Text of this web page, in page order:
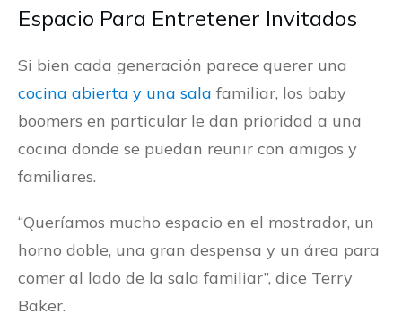
Espacio Para Entretener Invitados
Si bien cada generación parece querer una
cocina abierta y una sala familiar, los baby
boomers en particular le dan prioridad a una
cocina donde se puedan reunir con amigos y
familiares.
“Queríamos mucho espacio en el mostrador, un
horno doble, una gran despensa y un área para
comer al lado de la sala familiar”, dice Terry
Baker.